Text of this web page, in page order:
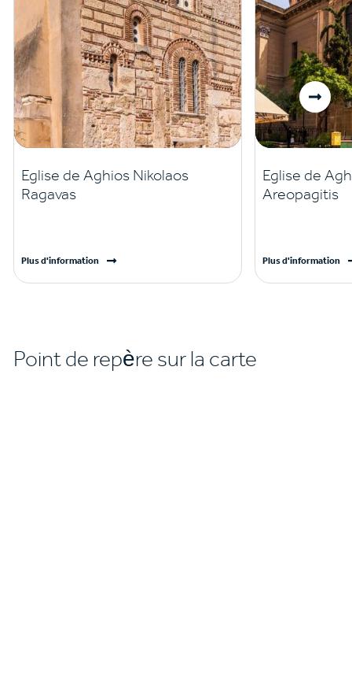
Eglise de Aghios Nikolaos
Ragavas
Plus d'information
Eglise de
Areopagitis
Plus d'information
Point de repère sur la carte